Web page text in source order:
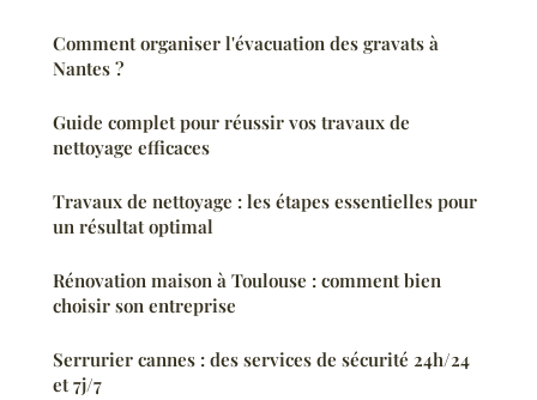
Comment organiser l'évacuation des gravats à
Nantes ?
Guide complet pour réussir vos travaux de
nettoyage efficaces
Travaux de nettoyage : les étapes essentielles pour
un résultat optimal
Rénovation maison à Toulouse : comment bien
choisir son entreprise
Serrurier cannes : des services de sécurité 24h/24
et 7j/7